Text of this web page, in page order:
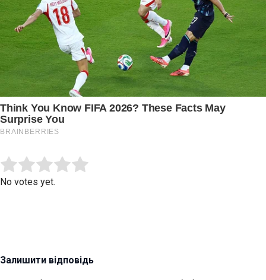
Rate this item:
No votes yet.
Залишити відповідь